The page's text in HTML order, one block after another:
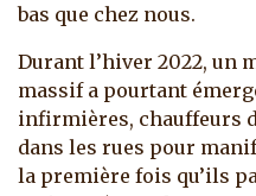
bas que chez nous.
Durant l’hiver 2022, un
massif a pourtant
infirmières, chauffeurs
dans les rues pour
la première fois qu’ils